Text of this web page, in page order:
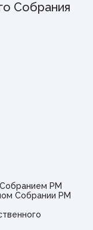
Собрания
РМ
Собрании РМ